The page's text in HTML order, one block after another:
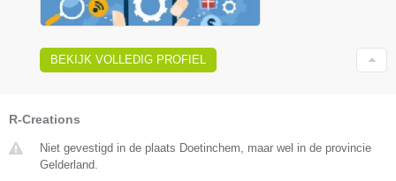
BEKIJK VOLLEDIG PROFIEL
R-Creations
Niet gevestigd in de plaats Doetinchem, maar wel in de provincie
Gelderland.